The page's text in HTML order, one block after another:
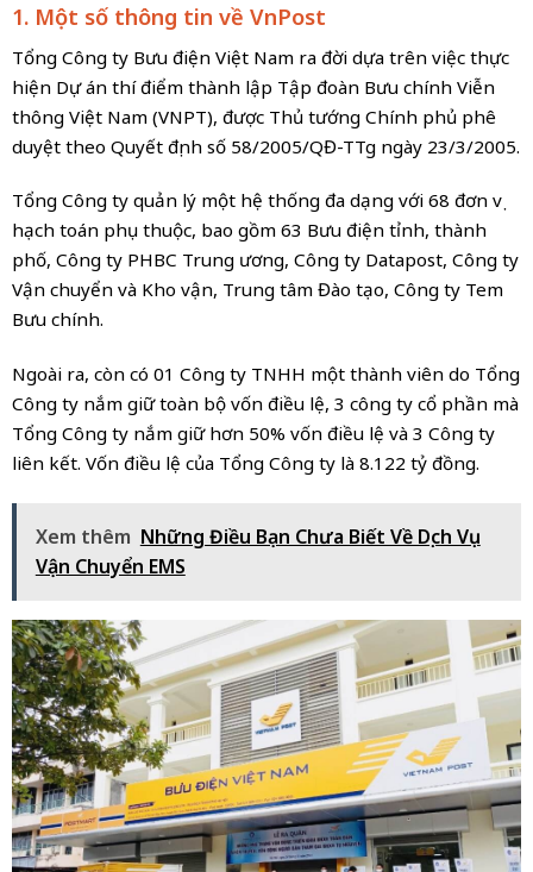
1. Một số thông tin về VnPost
Tổng Công ty Bưu điện Việt Nam ra đời dựa trên việc thực
hiện Dự án thí điểm thành lập Tập đoàn Bưu chính Viễn
thông Việt Nam (VNPT), được Thủ tướng Chính phủ phê
duyệt theo Quyết định số 58/2005/QĐ-TTg ngày 23/3/2005.
Tổng Công ty quản lý một hệ thống đa dạng với 68 đơn vị
hạch toán phụ thuộc, bao gồm 63 Bưu điện tỉnh, thành
phố, Công ty PHBC Trung ương, Công ty Datapost, Công ty
Vận chuyển và Kho vận, Trung tâm Đào tạo, Công ty Tem
Bưu chính.
Ngoài ra, còn có 01 Công ty TNHH một thành viên do Tổng
Công ty nắm giữ toàn bộ vốn điều lệ, 3 công ty cổ phần mà
Tổng Công ty nắm giữ hơn 50% vốn điều lệ và 3 Công ty
liên kết. Vốn điều lệ của Tổng Công ty là 8.122 tỷ đồng.
Xem thêm Những Điều Bạn Chưa Biết Về Dịch Vụ
Vận Chuyển EMS